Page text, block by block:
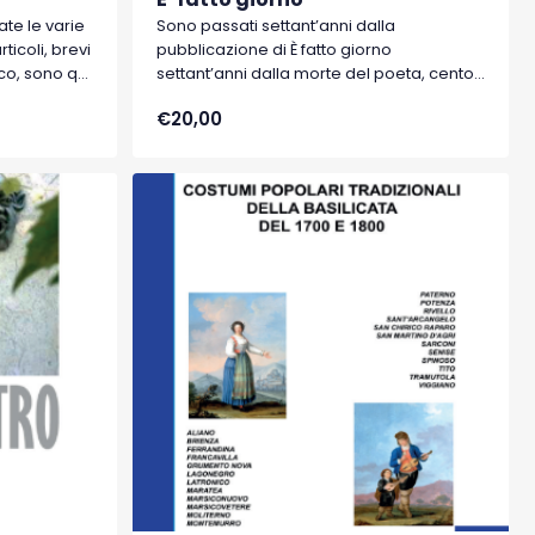
le varie
brevi
sono qui
non si è
o
Sono passati settant’anni dalla
pubblicazione di È fatto giorno
settant’anni dalla morte del poeta, cento
del 1954 e al premio Viareggio fu dovuta
quell’anno e degli anni immediatamente
successivi. La novità della nostra edizione
è che essa viene accompagnata, e
diremmo sostenuta, con presentazione,
interpretazione del testo, lirica dopo lirica
€20,00